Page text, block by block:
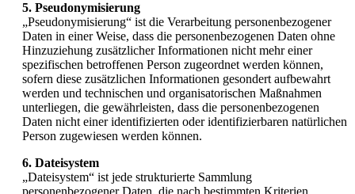
5. Pseudonymisierung
„Pseudonymisierung“ ist die Verarbeitung personenbezogener
Daten in einer Weise, dass die personenbezogenen Daten ohne
Hinzuziehung zusätzlicher Informationen nicht mehr einer
spezifischen betroffenen Person zugeordnet werden können,
sofern diese zusätzlichen Informationen gesondert aufbewahrt
werden und technischen und organisatorischen Maßnahmen
unterliegen, die gewährleisten, dass die personenbezogenen
Daten nicht einer identifizierten oder identifizierbaren natürlichen
Person zugewiesen werden können.
6. Dateisystem
„Dateisystem“ ist jede strukturierte Sammlung
personenbezogener Daten, die nach bestimmten Kriterien